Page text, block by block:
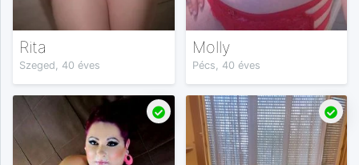
Rita
Szeged, 40 éves
Molly
Pécs, 40 éves